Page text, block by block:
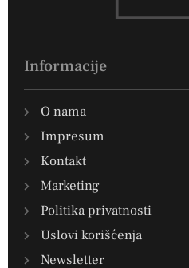
Informacije
O nama
Impresum
Kontakt
Marketing
Politika privatnosti
Uslovi korišćenja
Newsletter